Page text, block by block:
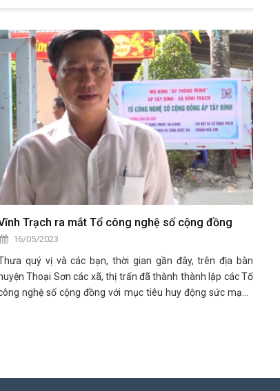
Trạch ra mắt Tổ công nghệ số cộng đồng
16/05/2023
quý vị và các bạn, thời gian gần đây, trên địa bàn
huyện Thoại Sơn các xã, thị trấn đã thành thành lập các Tổ
nghệ số cộng đồng với mục tiêu huy động sức mạnh